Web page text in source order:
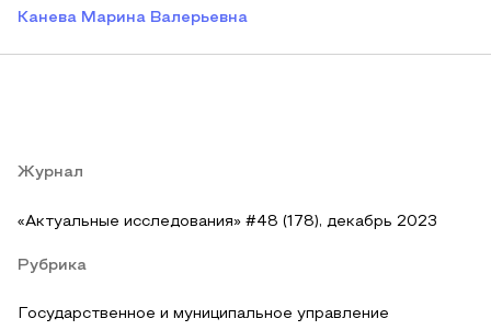
Канева Марина Валерьевна
Журнал
«Актуальные исследования» #48 (178), декабрь 2023
Рубрика
Государственное и муниципальное управление